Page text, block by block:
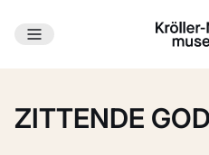
Ga naar hoofdinhoud
ZITTENDE GOD